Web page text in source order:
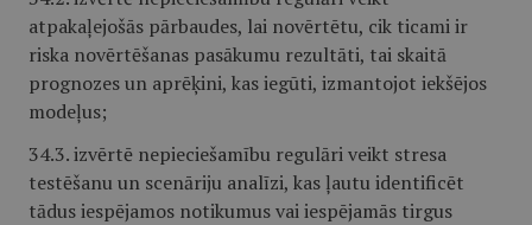
atpakaļejošās pārbaudes, lai novērtētu, cik ticami ir
riska novērtēšanas pasākumu rezultāti, tai skaitā
prognozes un aprēķini, kas iegūti, izmantojot iekšējos
modeļus;
34.3. izvērtē nepieciešamību regulāri veikt stresa
testēšanu un scenāriju analīzi, kas ļautu identificēt
tādus iespējamos notikumus vai iespējamās tirgus